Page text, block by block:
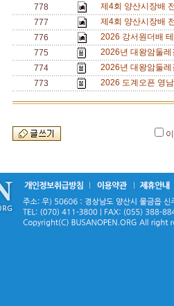
778
제4회 양산시장배
777
제4회 양산시장배
776
2026 강서원더배
775
2026년 대왕암둘
774
2026년 대왕암둘
773
2026 도계오픈 영